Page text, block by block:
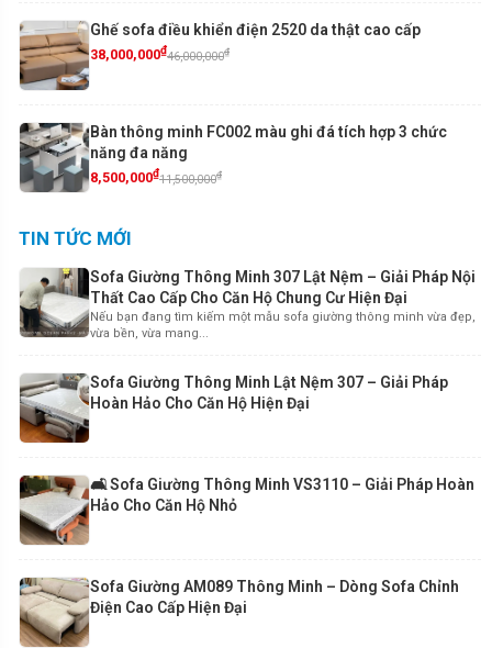
Ghế sofa điều khiển điện 2520 da thật cao cấp
38,000,000₫46,000,000₫
Bàn thông minh FC002 màu ghi đá tích hợp 3 chức
năng đa năng
8,500,000₫11,500,000₫
TIN TỨC MỚI
Sofa Giường Thông Minh 307 Lật Nệm – Giải Pháp Nội
Thất Cao Cấp Cho Căn Hộ Chung Cư Hiện Đại
Nếu bạn đang tìm kiếm một mẫu sofa giường thông minh vừa đẹp,
vừa bền, vừa mang...
Sofa Giường Thông Minh Lật Nệm 307 – Giải Pháp
Hoàn Hảo Cho Căn Hộ Hiện Đại
🛋️ Sofa Giường Thông Minh VS3110 – Giải Pháp Hoàn
Hảo Cho Căn Hộ Nhỏ
Sofa Giường AM089 Thông Minh – Dòng Sofa Chỉnh
Điện Cao Cấp Hiện Đại